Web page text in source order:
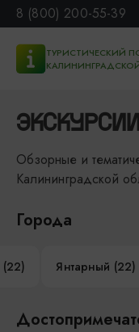
8 (800) 200-55-39
ТУРИСТИЧЕСКИЙ
Обзорные и
Калининградской
Города
(22) Янтарный (22)